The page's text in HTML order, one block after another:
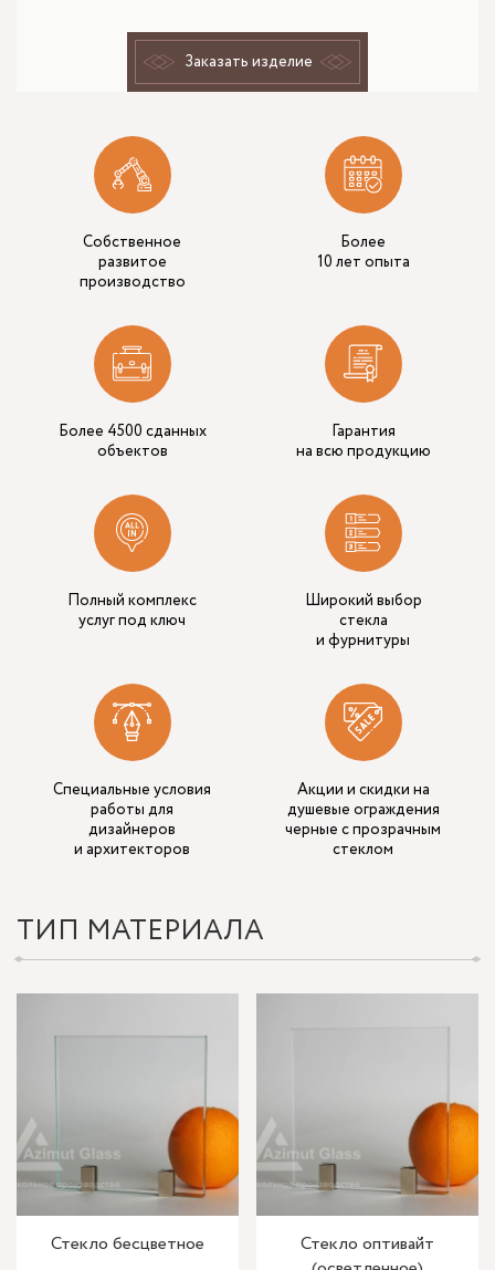
Заказать изделие
Собственное
развитое
производство
Более
10 лет опыта
Более 4500 сданных
объектов
Гарантия
на всю продукцию
Полный комплекс
услуг под ключ
Широкий выбор
стекла
и фурнитуры
Специальные условия
работы для
дизайнеров
и архитекторов
Акции и скидки на
душевые ограждения
черные с прозрачным
стеклом
ТИП МАТЕРИАЛА
Стекло бесцветное
Стекло оптивайт